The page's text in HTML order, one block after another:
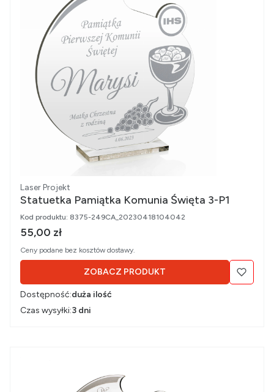
Producent
Laser Projekt
Statuetka Pamiątka Komunia Święta 3-P1
Kod produktu: 8375-249CA_20230418104042
Cena brutto
55,00 zł
Ceny podane bez kosztów dostawy.
ZOBACZ PRODUKT
Dostępność:duża ilość
Czas wysyłki:3 dni